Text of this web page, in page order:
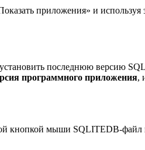
приложения» и используя
последнюю версию
программного приложения,
кнопкой мыши SQLITEDB-файл